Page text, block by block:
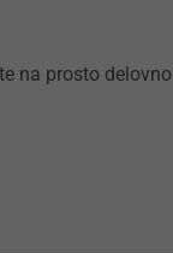
na prosto delovno